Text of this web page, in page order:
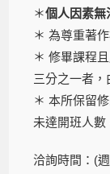
＊個人因素無
＊ 為尊重著
＊ 修畢課程
三分之一者，
＊ 本所保留
未達開班人數
洽詢時間：(